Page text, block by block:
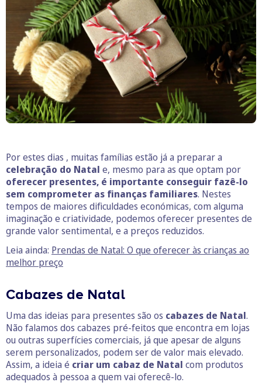
Por estes dias , muitas famílias estão já a preparar a
celebração do Natal e, mesmo para as que optam por
oferecer presentes, é importante conseguir fazê-lo
sem comprometer as finanças familiares. Nestes
tempos de maiores dificuldades económicas, com alguma
imaginação e criatividade, podemos oferecer presentes de
grande valor sentimental, e a preços reduzidos.
Leia ainda: Prendas de Natal: O que oferecer às crianças ao
melhor preço
Cabazes de Natal
Uma das ideias para presentes são os cabazes de Natal.
Não falamos dos cabazes pré-feitos que encontra em lojas
ou outras superfícies comerciais, já que apesar de alguns
serem personalizados, podem ser de valor mais elevado.
Assim, a ideia é criar um cabaz de Natal com produtos
adequados à pessoa a quem vai oferecê-lo.